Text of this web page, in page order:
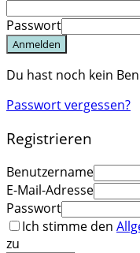
Passwort
Anmelden
Du hast noch kein
Passwort vergessen?
Registrieren
Benutzername
E-Mail-Adresse
Passwort
Ich stimme den
zu